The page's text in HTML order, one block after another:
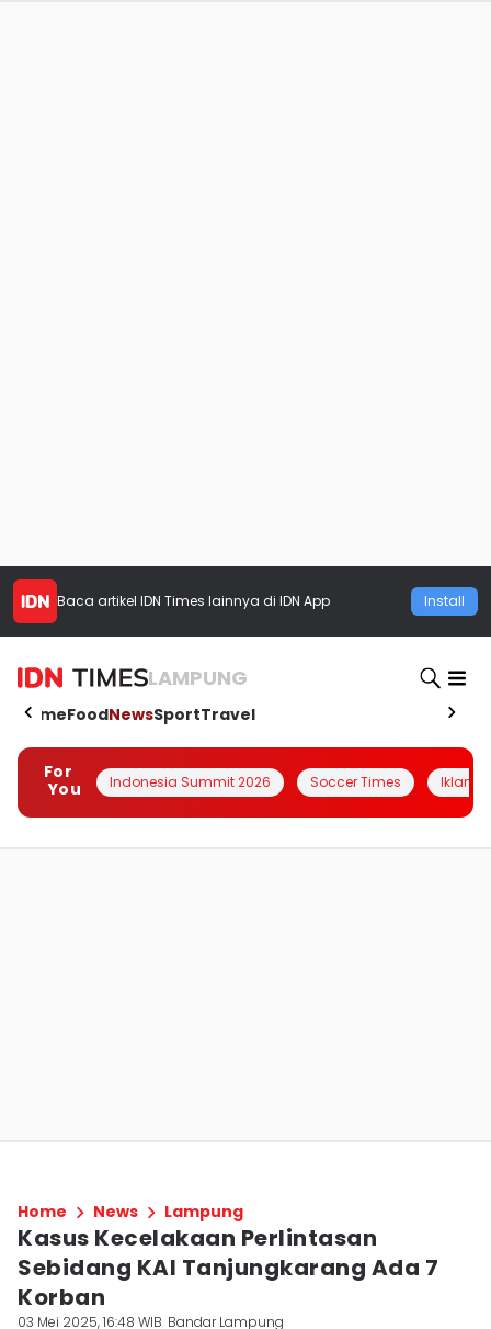
Baca artikel IDN Times lainnya di IDN App Install
LAMPUNG
HomeFoodNewsSportTravel
For
You
Indonesia Summit 2026 Soccer Times Iklanin
Home News Lampung
Kasus Kecelakaan Perlintasan
Sebidang KAI Tanjungkarang Ada 7
Korban
03 Mei 2025, 16:48 WIB Bandar Lampung